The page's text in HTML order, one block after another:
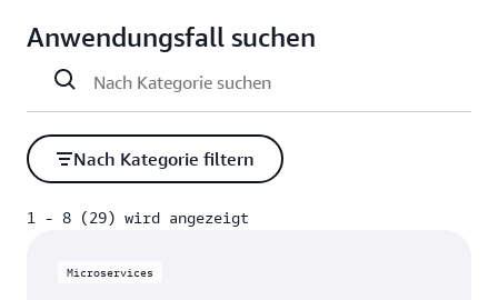
Anwendungsfall suchen
Nach Kategorie filtern
1 - 8 (29) wird angezeigt
Microservices